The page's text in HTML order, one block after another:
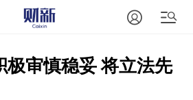
极审慎稳妥 将立法先